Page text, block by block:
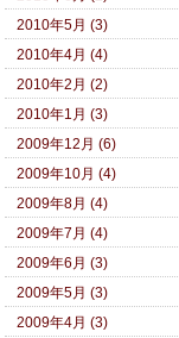
2010年5月 (3)
2010年4月 (4)
2010年2月 (2)
2010年1月 (3)
2009年12月 (6)
2009年10月 (4)
2009年8月 (4)
2009年7月 (4)
2009年6月 (3)
2009年5月 (3)
2009年4月 (3)